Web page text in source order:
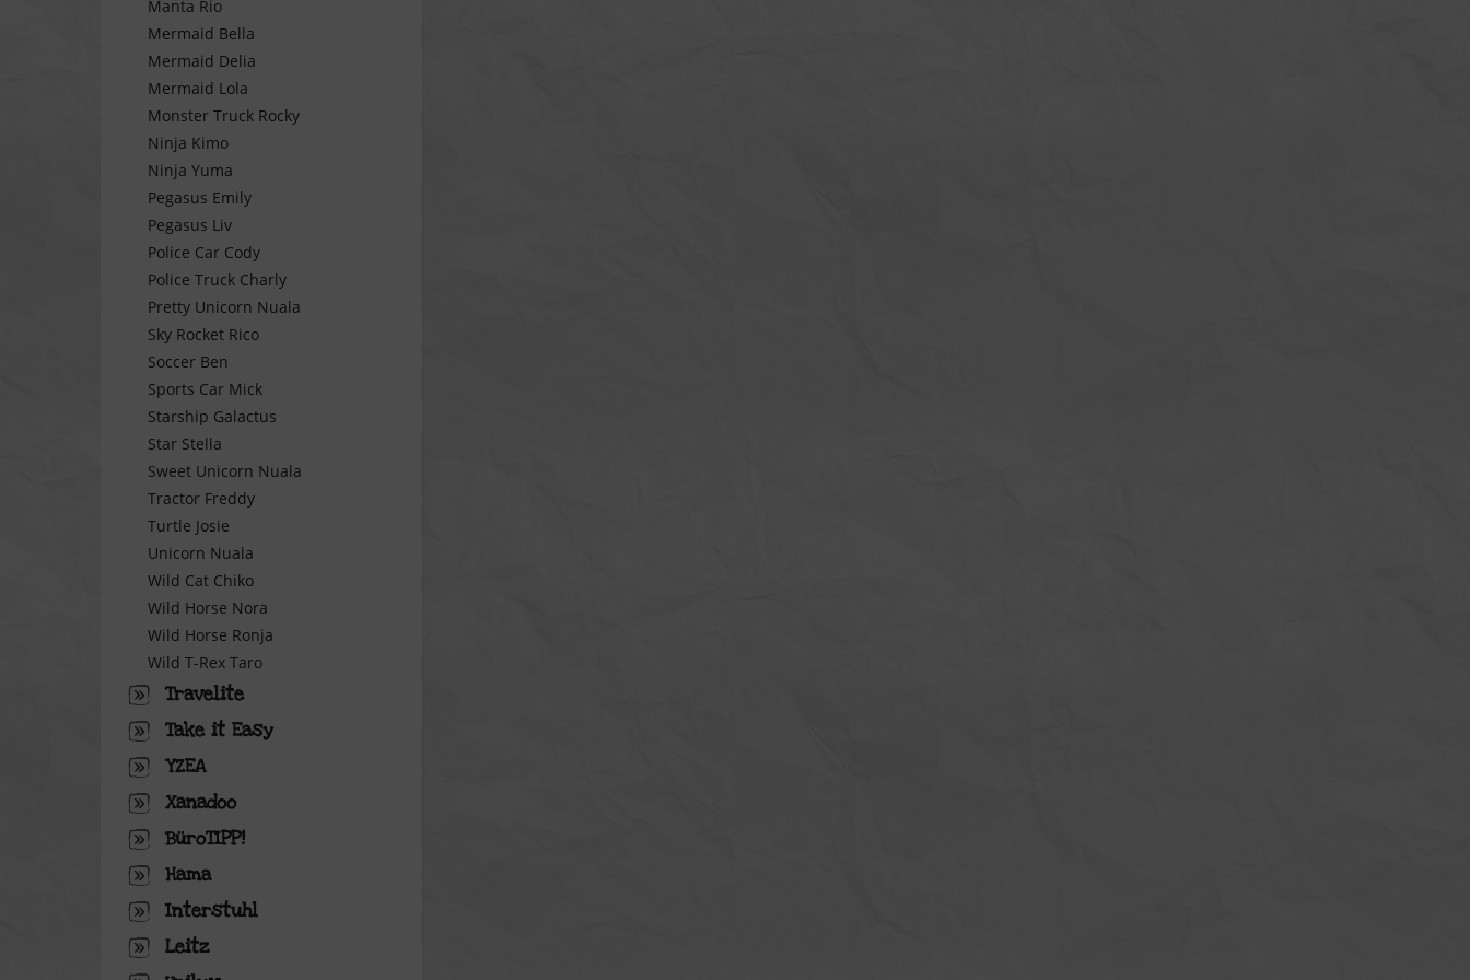
Manta Rio
Mermaid Bella
Mermaid Delia
Mermaid Lola
Monster Truck Rocky
Ninja Kimo
Ninja Yuma
Pegasus Emily
Pegasus Liv
Police Car Cody
Police Truck Charly
Pretty Unicorn Nuala
Sky Rocket Rico
Soccer Ben
Sports Car Mick
Starship Galactus
Star Stella
Sweet Unicorn Nuala
Tractor Freddy
Turtle Josie
Unicorn Nuala
Wild Cat Chiko
Wild Horse Nora
Wild Horse Ronja
Wild T-Rex Taro
Travelite
Take it Easy
YZEA
Xanadoo
BüroTIPP!
Hama
Interstuhl
Leitz